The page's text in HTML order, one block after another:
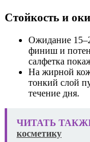
Стойкость и
Ожидание
финиш и
салфетка
На жирной
тонкий слой
течение дня.
ЧИТАТЬ
косметику